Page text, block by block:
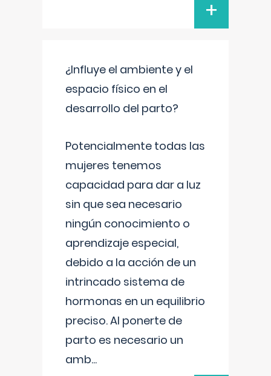
+
¿Influye el ambiente y el
espacio físico en el
desarrollo del parto?
Potencialmente todas las
mujeres tenemos
capacidad para dar a luz
sin que sea necesario
ningún conocimiento o
aprendizaje especial,
debido a la acción de un
intrincado sistema de
hormonas en un equilibrio
preciso. Al ponerte de
parto es necesario un
amb...